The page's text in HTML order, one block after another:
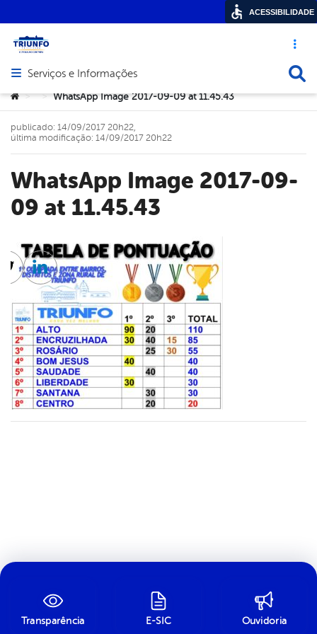
Acesso
Abrir menu principal de navegação
Serviços e Informações
Você está aqui:
> > WhatsApp Image 2017-09-09 at 11.45.43
WhatsApp Image 2017-09-
09 at 11.45.43
publicado: 14/09/2017 20h22,
última modificação: 14/09/2017 20h22
Twitter
Linkedin
Transparência E-SIC Ouvidoria
ACESSIBILIDADE